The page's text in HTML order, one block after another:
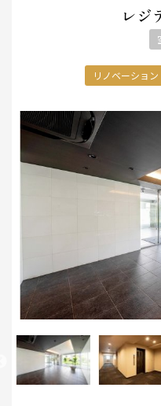
レジ
リノベーション